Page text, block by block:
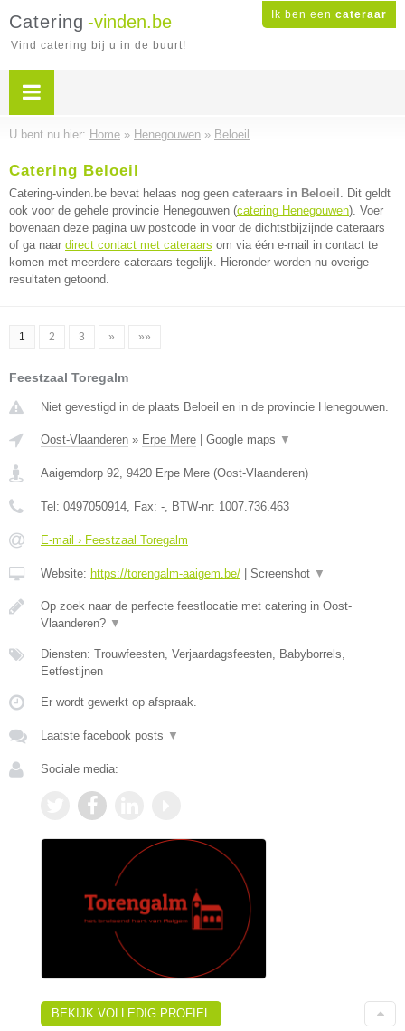
Ik ben een cateraar
Catering -vinden.be
Vind catering bij u in de buurt!
U bent nu hier: Home » Henegouwen » Beloeil
Catering Beloeil
Catering-vinden.be bevat helaas nog geen cateraars in Beloeil . Dit geldt
ook voor de gehele provincie Henegouwen (catering Henegouwen). Voer
bovenaan deze pagina uw postcode in voor de dichtstbijzijnde cateraars
of ga naar direct contact met cateraars om via één e-mail in contact te
komen met meerdere cateraars tegelijk. Hieronder worden nu overige
resultaten getoond.
1 2 3 » »»
Feestzaal Toregalm
Niet gevestigd in de plaats Beloeil en in de provincie Henegouwen.
Oost-Vlaanderen » Erpe Mere Google maps ▼
Aaigemdorp 92, 9420 Erpe Mere (Oost-Vlaanderen)
Tel: 0497050914, Fax: -, BTW-nr: 1007.736.463
E-mail › Feestzaal Toregalm
Website: https://torengalm-aaigem.be/ Screenshot ▼
Op zoek naar de perfecte feestlocatie met catering in Oost-
Vlaanderen? ▼
Diensten: Trouwfeesten, Verjaardagsfeesten, Babyborrels,
Eetfestijnen
Er wordt gewerkt op afspraak.
Laatste facebook posts ▼
Sociale media:
BEKIJK VOLLEDIG PROFIEL